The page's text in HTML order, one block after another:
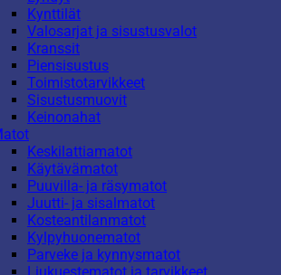
Kynttilät
Valosarjat ja sisustusvalot
Kranssit
Piensisustus
Toimistotarvikkeet
Sisustusmuovit
Keinonahat
Keskilattiamatot
Käytävämatot
Puuvilla- ja räsymatot
Juutti- ja sisalmatot
Kosteantilanmatot
Kylpyhuonematot
Parveke ja kynnysmatot